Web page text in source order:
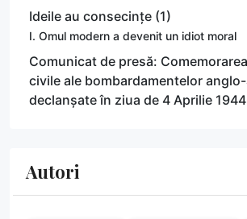
Ideile au consecințe (1)
I. Omul modern a devenit un idiot moral
Comunicat de presă:
civile ale bombardamentelor
declanșate în ziua de 4 Aprilie 1944
Autori